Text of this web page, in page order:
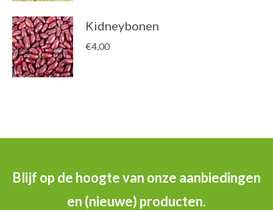
Kidneybonen
€4,00
Blijf op de hoogte van onze aanbiedingen
en (nieuwe) producten.